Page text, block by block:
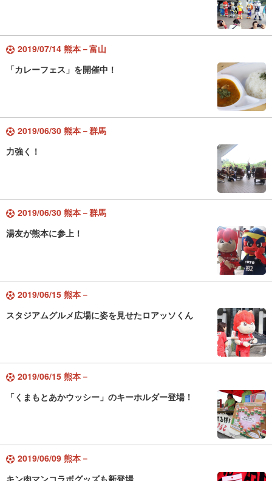
2019/07/14 熊本－富山
「カレーフェス」を開催中！
2019/06/30 熊本－群馬
力強く！
2019/06/30 熊本－群馬
湯友が熊本に参上！
2019/06/15 熊本－
スタジアムグルメ広場に姿を見せたロアッソくん
2019/06/15 熊本－
「くまもとあかウッシー」のキーホルダー登場！
2019/06/09 熊本－
キン肉マンコラボグッズも新登場